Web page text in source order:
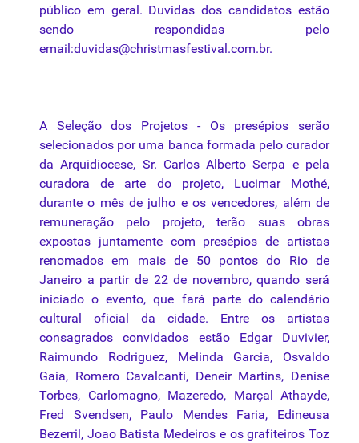
público em geral. Duvidas dos candidatos estão
sendo respondidas pelo
email:duvidas@christmasfestival.com.br.
A Seleção dos Projetos - Os presépios serão
selecionados por uma banca formada pelo curador
da Arquidiocese, Sr. Carlos Alberto Serpa e pela
curadora de arte do projeto, Lucimar Mothé,
durante o mês de julho e os vencedores, além de
remuneração pelo projeto, terão suas obras
expostas juntamente com presépios de artistas
renomados em mais de 50 pontos do Rio de
Janeiro a partir de 22 de novembro, quando será
iniciado oevento, que fará parte do calendário
cultural oficial da cidade. Entre os artistas
consagrados convidados estão Edgar Duvivier,
Raimundo Rodriguez, Melinda Garcia, Osvaldo
Gaia, Romero Cavalcanti, Deneir Martins, Denise
Torbes, Carlomagno, Mazeredo, Marçal Athayde,
Fred Svendsen, Paulo Mendes Faria, Edineusa
Bezerril, Joao Batista Medeiros e os grafiteiros Toz